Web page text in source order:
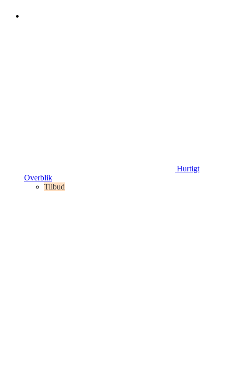
Hurtigt
Overblik
Tilbud